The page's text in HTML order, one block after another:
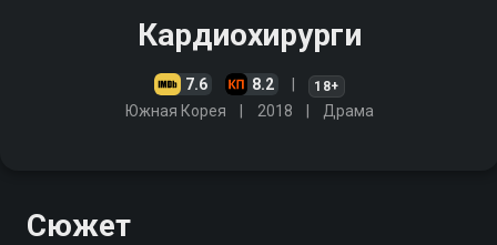
Кардиохирурги
7.6 8.2 18+
Южная Корея 2018 Драма
Сюжет